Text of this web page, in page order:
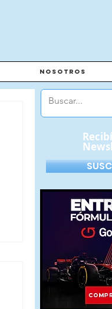
Nosotros